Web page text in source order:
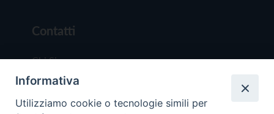
Contatti
Chi Siamo
Redazione
Scrivici
Informativa
Utilizziamo cookie o tecnologie simili per